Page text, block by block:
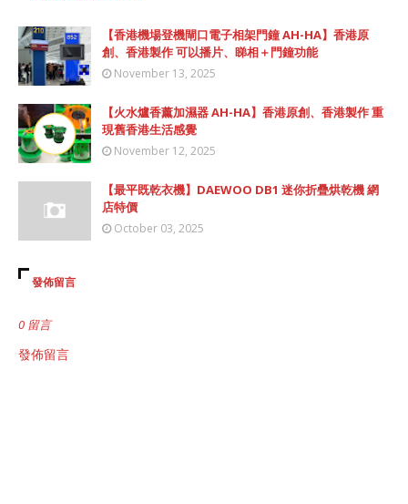
【香港機場登機閘口電子相架門鐘 AH-HA】香港原
創、香港製作 可以播片、睇相＋門鐘功能
November 13, 2025
【火水爐香薰加濕器 AH-HA】香港原創、香港製作 重
現舊香港生活感覺
November 12, 2025
【最平既乾衣機】DAEWOO DB1 迷你折疊烘乾機 網
店特價
October 03, 2025
發佈留言
0 留言
發佈留言